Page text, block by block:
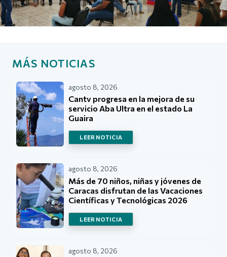
MÁS NOTICIAS
agosto 8, 2026
Cantv progresa en la mejora de su
servicio Aba Ultra en el estado La
Guaira
LEER NOTICIA
agosto 8, 2026
Más de 70 niños, niñas y jóvenes de
Caracas disfrutan de las Vacaciones
Científicas y Tecnológicas 2026
LEER NOTICIA
agosto 8, 2026